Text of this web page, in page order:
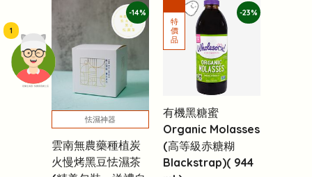
頭像生成器: 快樂家庭網上店
1
-14%
怯濕神器
雲南無農藥種植炭
火慢烤黑豆怯濕茶
-23%
有機黑糖蜜
Organic Molasses
(高等級赤糖糊
Blackstrap)( 944